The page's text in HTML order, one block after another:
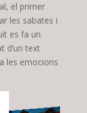
el primer
les sabates i
es fa un
d’un text
les emocions